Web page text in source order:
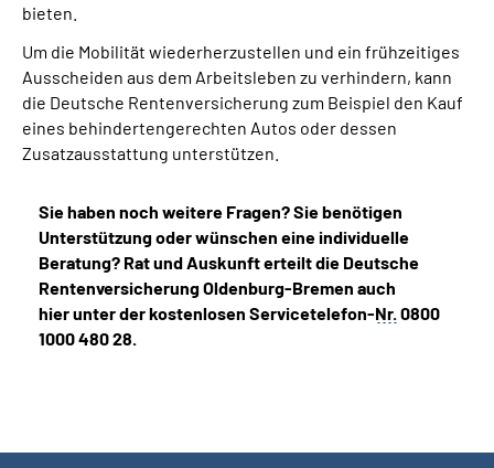
bieten.
Um die Mobilität wiederherzustellen und ein frühzeitiges
Ausscheiden aus dem Arbeitsleben zu verhindern, kann
die Deutsche Rentenversicherung zum Beispiel den Kauf
eines behindertengerechten Autos oder dessen
Zusatzausstattung unterstützen.
Sie haben noch weitere Fragen? Sie benötigen
Unterstützung oder wünschen eine individuelle
Beratung? Rat und Auskunft erteilt die Deutsche
Rentenversicherung Oldenburg-Bremen auch
hier unter der kostenlosen Servicetelefon-Nr.0800
1000 480 28.